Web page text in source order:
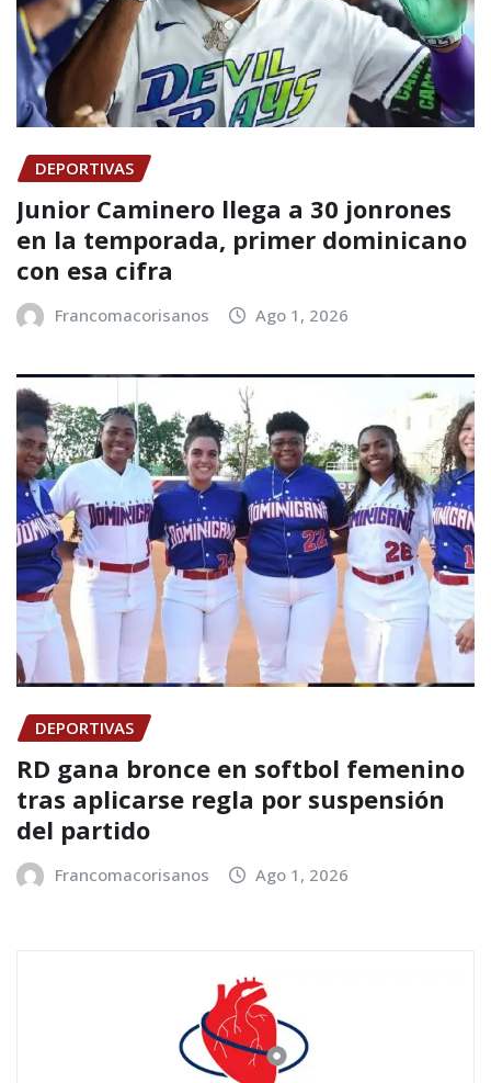
DEPORTIVAS
Junior Caminero llega a 30 jonrones
en la temporada, primer dominicano
con esa cifra
Francomacorisanos Ago 1, 2026
DEPORTIVAS
RD gana bronce en softbol femenino
tras aplicarse regla por suspensión
del partido
Francomacorisanos Ago 1, 2026